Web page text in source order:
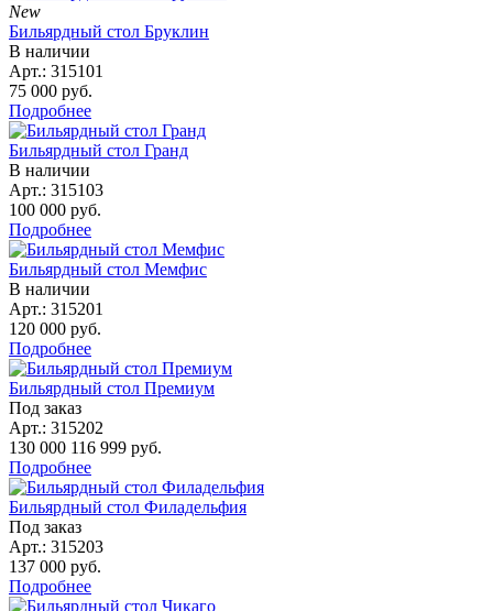
New
Бильярдный стол Бруклин
В наличии
Арт.: 315101
75 000 руб.
Подробнее
Бильярдный стол Гранд
В наличии
Арт.: 315103
100 000 руб.
Подробнее
Бильярдный стол Мемфис
В наличии
Арт.: 315201
120 000 руб.
Подробнее
Бильярдный стол Премиум
Под заказ
Арт.: 315202
130 000 116 999 руб.
Подробнее
Бильярдный стол Филадельфия
Под заказ
Арт.: 315203
137 000 руб.
Подробнее